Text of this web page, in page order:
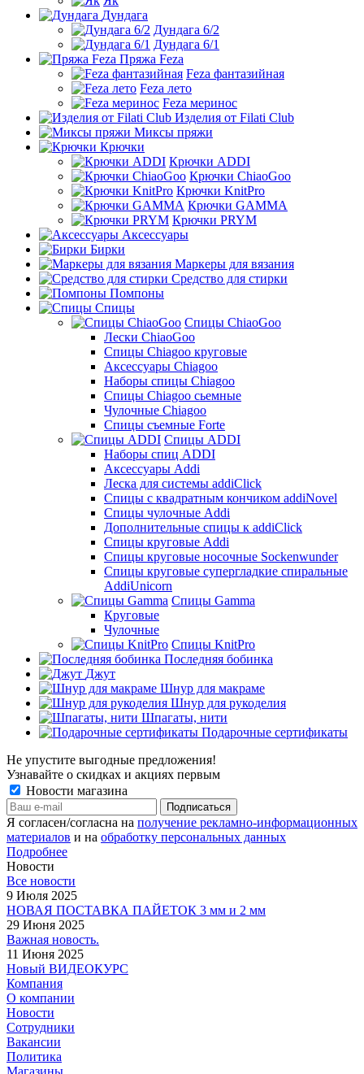
Дундага
Дундага 6/2
Дундага 6/1
Пряжа Feza
Feza фантазийная
Feza лето
Feza меринос
Изделия от Filati Club
Миксы пряжи
Крючки
Крючки ADDI
Крючки ChiaoGoo
Крючки KnitPro
Крючки GAMMA
Крючки PRYM
Аксессуары
Бирки
Маркеры для вязания
Средство для стирки
Помпоны
Спицы
Спицы ChiaoGoo
Лески ChiaoGoo
Cпицы Сhiagoo круговые
Аксессуары Chiagoo
Наборы спицы Chiagoo
Спицы Chiagoo сьемные
Чулочные Chiagoo
Спицы съемные Forte
Спицы ADDI
Наборы спиц ADDI
Аксессуары Addi
Леска для системы addiClick
Спицы с квадратным кончиком addiNovel
Спицы чулочные Addi
Дополнительные спицы к addiClick
Спицы круговые Addi
Спицы круговые носочные Sockenwunder
Спицы круговые супергладкие спиральные
AddiUnicorn
Спицы Gamma
Круговые
Чулочные
Спицы KnitPro
Последняя бобинка
Джут
Шнур для макраме
Шнур для рукоделия
Шпагаты, нити
Подарочные сертификаты
Не упустите выгодные предложения!
Узнавайте о скидках и акциях первым
Новости магазина
Я согласен/согласна на получение рекламно-информационных
материалов и на обработку персональных данных
Подробнее
Новости
Все новости
9 Июля 2025
НОВАЯ ПОСТАВКА ПАЙЕТОК 3 мм и 2 мм
29 Июня 2025
Важная новость.
11 Июня 2025
Новый ВИДЕОКУРС
Компания
О компании
Новости
Сотрудники
Вакансии
Политика